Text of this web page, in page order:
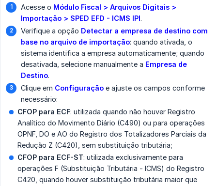
Acesse o Módulo Fiscal > Arquivos Digitais >
Importação > SPED EFD - ICMS IPI.
Verifique a opção Detectar a empresa de destino com
base no arquivo de importação: quando ativada, o
sistema identifica a empresa automaticamente; quando
desativada, selecione manualmente a Empresa de
Destino.
Clique em Configuração e ajuste os campos conforme
necessário:
CFOP para ECF: utilizada quando não houver Registro
Analítico do Movimento Diário (C490) ou para operações
OPNF, DO e AO do Registro dos Totalizadores Parciais da
Redução Z (C420), sem substituição tributária;
CFOP para ECF-ST: utilizada exclusivamente para
operações F (Substituição Tributária - ICMS) do Registro
C420, quando houver substituição tributária maior que